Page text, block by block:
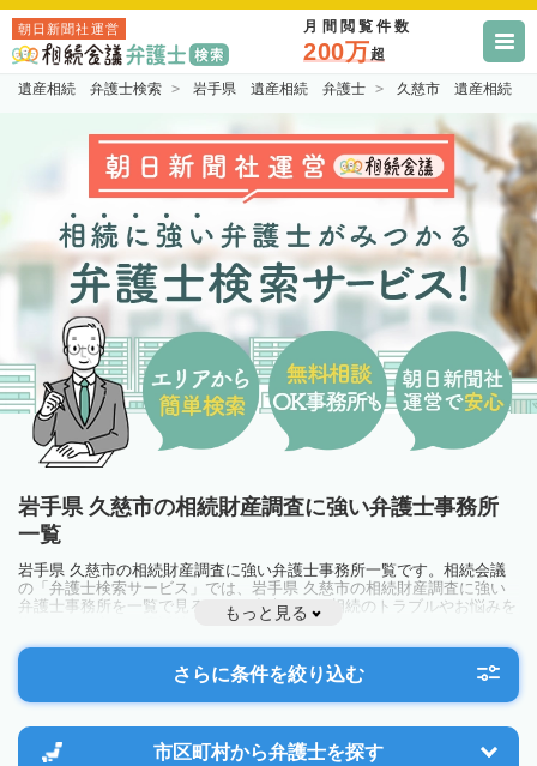
朝日新聞社運営 月間閲覧件数
200万超
遺産相続 弁護士検索 岩手県 遺産相続 弁護士 久慈市 遺産相続
岩手県 久慈市の相続財産調査に強い弁護士事務所
一覧
岩手県 久慈市の相続財産調査に強い弁護士事務所一覧です。相続会議
の「弁護士検索サービス」では、岩手県 久慈市の相続財産調査に強い
弁護士事務所を一覧で見ることが出来ます。相続のトラブルやお悩みを
抱えている方は一度近隣の弁護士に相談してみましょう。
もっと見る
さらに条件を絞り込む
市区町村から弁護士を探す